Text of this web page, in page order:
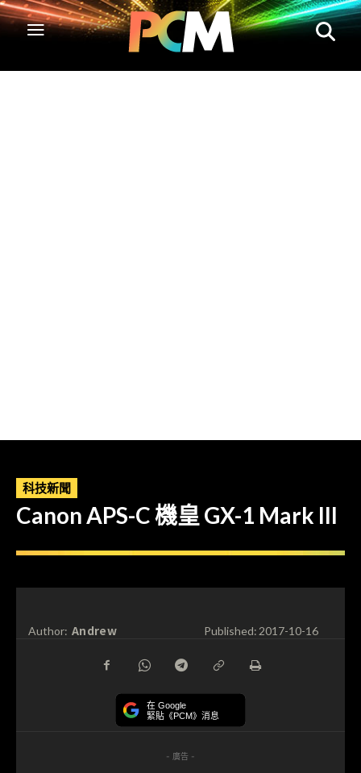
科技新聞
Canon APS-C 機皇 GX-1 Mark III
Author: Andrew Published:2017-10-16
在 Google
緊貼《PCM》消息
- 廣告 -